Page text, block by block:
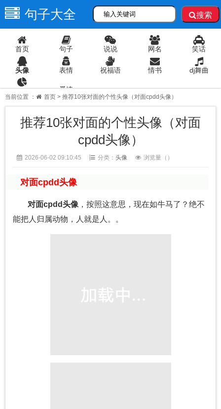
句子大全 搜索
首页 句子 说说 网名 笑话
头像 表情 祝福语 情书 dj舞曲
爱情
当前位置 ： 首页 > 推荐10张对面的个性头像（对面cpdd头像）
推荐10张对面的个性头像（对面
cpdd头像）
2026-06-02 09:10:45 分类： 头像 浏览量（ ）
对面cpdd头像
对面cpdd头像 ，按照这意思，现在如牛马了？绝不
能把人归属动物，人就是人。。